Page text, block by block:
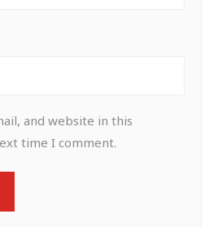
and website in this
time I comment.